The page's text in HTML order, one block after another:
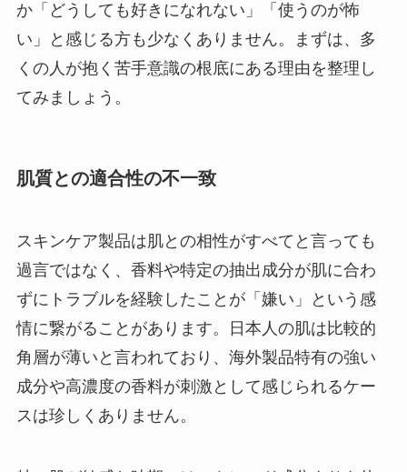
か「どうしても好きになれない」「使うのが怖
い」と感じる方も少なくありません。まずは、多
くの人が抱く苦手意識の根底にある理由を整理し
てみましょう。
肌質との適合性の不一致
スキンケア製品は肌との相性がすべてと言っても
過言ではなく、香料や特定の抽出成分が肌に合わ
ずにトラブルを経験したことが「嫌い」という感
情に繋がることがあります。日本人の肌は比較的
角層が薄いと言われており、海外製品特有の強い
成分や高濃度の香料が刺激として感じられるケー
スは珍しくありません。